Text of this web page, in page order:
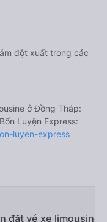
đột xuất trong các
ở Đồng Tháp:
Luyện Express:
luyen-express
đặt vé xe limousine